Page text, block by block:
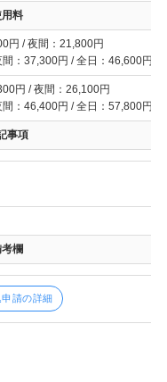
料
円 / 夜間：21,800円
：37,300円 / 全日：46,600円
円 / 夜間：26,100円
：46,400円 / 全日：57,800円
事項
欄
請の詳細